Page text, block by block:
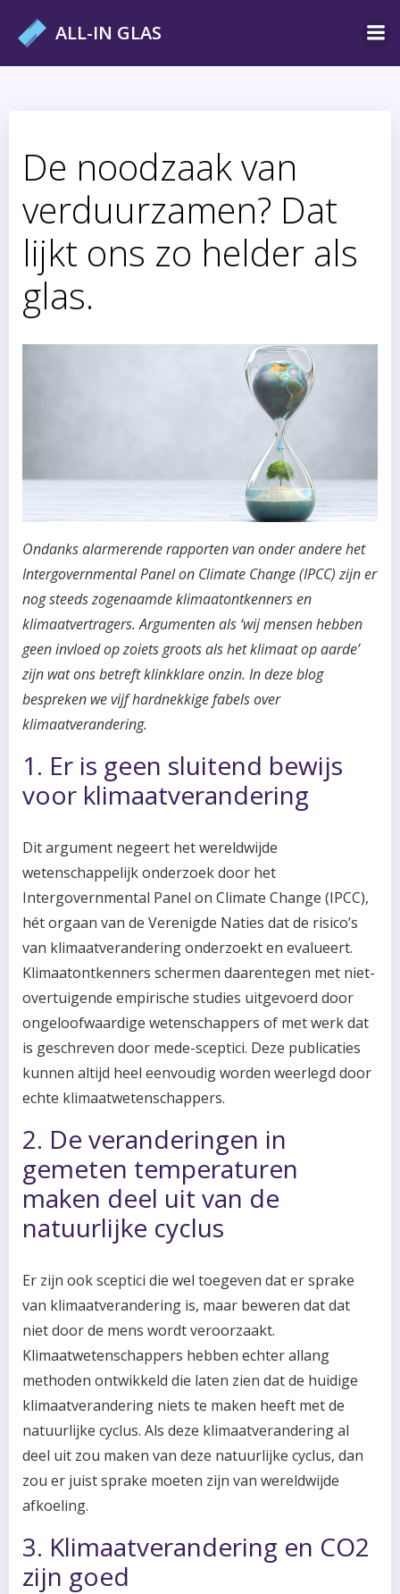
ALL-IN GLAS
De noodzaak van
verduurzamen? Dat
lijkt ons zo helder als
glas.
Ondanks alarmerende rapporten van onder andere het
Intergovernmental Panel on Climate Change (IPCC) zijn er
nog steeds zogenaamde klimaatontkenners en
klimaatvertragers. Argumenten als ‘wij mensen hebben
geen invloed op zoiets groots als het klimaat op aarde’
zijn wat ons betreft klinkklare onzin. In deze blog
bespreken we vijf hardnekkige fabels over
klimaatverandering.
1. Er is geen sluitend bewijs
voor klimaatverandering
Dit argument negeert het wereldwijde
wetenschappelijk onderzoek door het
Intergovernmental Panel on Climate Change (IPCC),
hét orgaan van de Verenigde Naties dat de risico’s
van klimaatverandering onderzoekt en evalueert.
Klimaatontkenners schermen daarentegen met niet-
overtuigende empirische studies uitgevoerd door
ongeloofwaardige wetenschappers of met werk dat
is geschreven door mede-sceptici. Deze publicaties
kunnen altijd heel eenvoudig worden weerlegd door
echte klimaatwetenschappers.
2. De veranderingen in
gemeten temperaturen
maken deel uit van de
natuurlijke cyclus
Er zijn ook sceptici die wel toegeven dat er sprake
van klimaatverandering is, maar beweren dat dat
niet door de mens wordt veroorzaakt.
Klimaatwetenschappers hebben echter allang
methoden ontwikkeld die laten zien dat de huidige
klimaatverandering niets te maken heeft met de
natuurlijke cyclus. Als deze klimaatverandering al
deel uit zou maken van deze natuurlijke cyclus, dan
zou er juist sprake moeten zijn van wereldwijde
afkoeling.
3. Klimaatverandering en CO2
zijn goed